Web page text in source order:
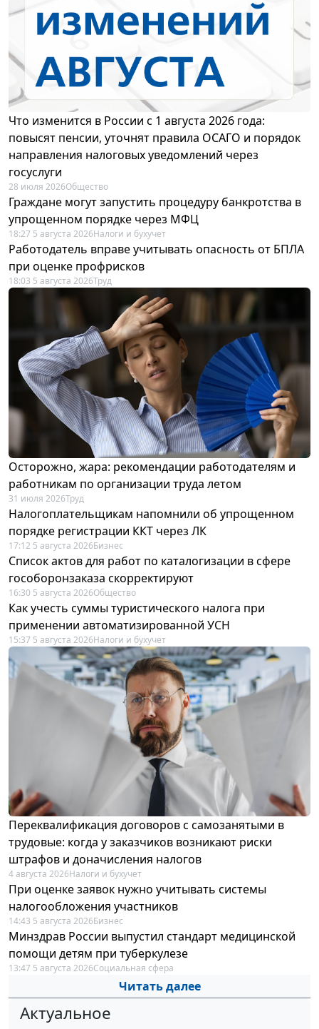
Что изменится в России с 1 августа 2026 года:
повысят пенсии, уточнят правила ОСАГО и порядок
направления налоговых уведомлений через
госуслуги
28 июля 2026Общество
Граждане могут запустить процедуру банкротства в
упрощенном порядке через МФЦ
18:27 5 августа 2026Налоги и бухучет
Работодатель вправе учитывать опасность от БПЛА
при оценке профрисков
18:03 5 августа 2026Труд
Осторожно, жара: рекомендации работодателям и
работникам по организации труда летом
31 июля 2026Труд
Налогоплательщикам напомнили об упрощенном
порядке регистрации ККТ через ЛК
17:12 5 августа 2026Бизнес
Список актов для работ по каталогизации в сфере
гособоронзаказа скорректируют
16:30 5 августа 2026Общество
Как учесть суммы туристического налога при
применении автоматизированной УСН
15:37 5 августа 2026Налоги и бухучет
Переквалификация договоров с самозанятыми в
трудовые: когда у заказчиков возникают риски
штрафов и доначисления налогов
4 августа 2026Налоги и бухучет
При оценке заявок нужно учитывать системы
налогообложения участников
14:43 5 августа 2026Бизнес
Минздрав России выпустил стандарт медицинской
помощи детям при туберкулезе
13:47 5 августа 2026Социальная сфера
Читать далее
Актуальное